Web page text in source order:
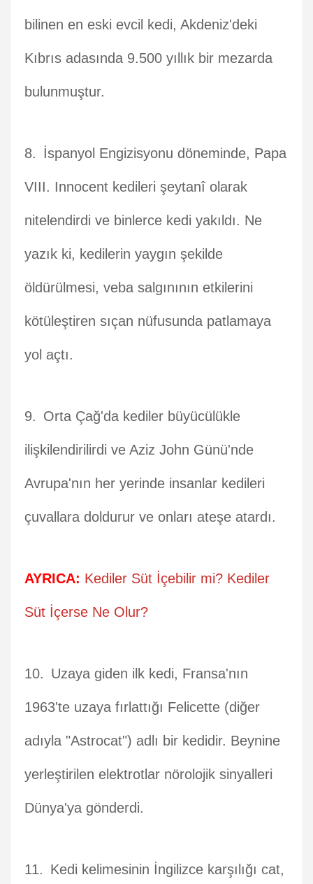
bilinen en eski evcil kedi, Akdeniz'deki
Kıbrıs adasında 9.500 yıllık bir mezarda
bulunmuştur.
İspanyol Engizisyonu döneminde, Papa
VIII. Innocent kedileri şeytanî olarak
nitelendirdi ve binlerce kedi yakıldı. Ne
yazık ki, kedilerin yaygın şekilde
öldürülmesi, veba salgınının etkilerini
kötüleştiren sıçan nüfusunda patlamaya
yol açtı.
Orta Çağ'da kediler büyücülükle
ilişkilendirilirdi ve Aziz John Günü'nde
Avrupa'nın her yerinde insanlar kedileri
çuvallara doldurur ve onları ateşe atardı.
AYRICA: Kediler Süt İçebilir mi? Kediler
Süt İçerse Ne Olur?
Uzaya giden ilk kedi, Fransa'nın
1963'te uzaya fırlattığı Felicette (diğer
adıyla "Astrocat") adlı bir kedidir. Beynine
yerleştirilen elektrotlar nörolojik sinyalleri
Dünya'ya gönderdi.
Kedi kelimesinin İngilizce karşılığı cat,